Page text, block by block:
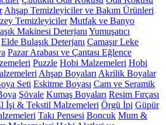
Ahşap Temizleyiciler ve Bakım Ürünleri
Temizleyiciler Mutfak ve Banyo
Makinesi Deterjanı Yumuşatıcı
Elde Bulaşık Deterjanı Çamaşır Leke
Pazar Arabası ve Çantası Eğlence
Puzzle Hobi Malzemeleri Hobi
Ahşap Boyaları Akrilik Boyalar
Seti Eskitme Boyası Cam ve Seramik
Şövale Kumaş Boyaları Resim Fırçası
İşi & Tekstil Malzemeleri Örgü İpi Güpür
Takı Pensesi Boncuk Mum &